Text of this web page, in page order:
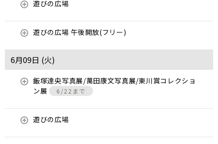
遊びの広場
遊びの広場 午後開放(フリー)
6月09日 (火)
飯塚達央写真展/萬田康文写真展/東川賞コレクショ
ン展
6/22まで
遊びの広場